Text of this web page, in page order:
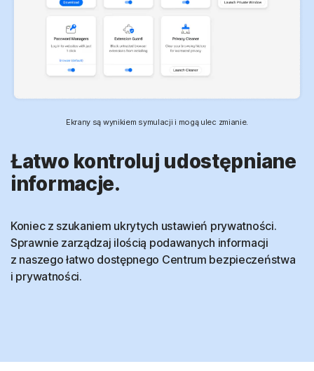
Ekrany są wynikiem symulacji i mogą ulec zmianie.
Łatwo kontroluj udostępniane
informacje.
Koniec z szukaniem ukrytych ustawień prywatności.
Sprawnie zarządzaj ilością podawanych informacji
z naszego łatwo dostępnego Centrum bezpieczeństwa
i prywatności.